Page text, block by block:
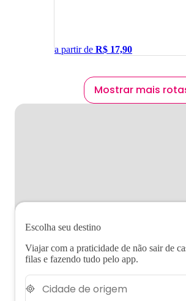
a partir de R$ 17,90
Mostrar mais
Escolha seu destino
Viajar com a praticidade de não sair de
filas e fazendo tudo pelo app.